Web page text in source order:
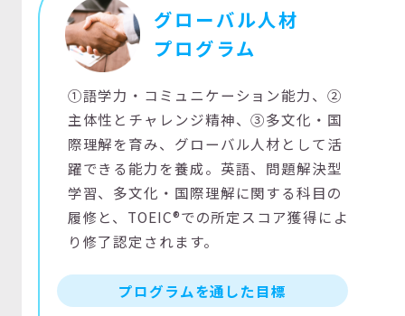
グローバル人材
プログラム
①語学力・コミュニケーション能力、②
主体性とチャレンジ精神、③多文化・国
際理解を育み、グローバル人材として活
躍できる能力を養成。英語、問題解決型
学習、多文化・国際理解に関する科目の
履修と、TOEIC®での所定スコア獲得によ
り修了認定されます。
プログラムを通した目標